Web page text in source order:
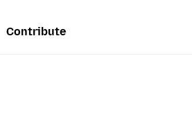
Contribute